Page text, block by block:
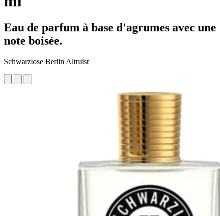
Eau de parfum à base d'agrumes avec une
note boisée.
Schwarzlose Berlin Altruist